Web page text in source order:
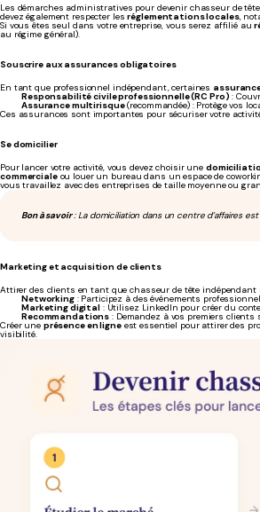
Les démarches administratives pour devenir chasseur de
devez également respecter lesréglementations locales,
Si vous êtes seul dans votre entreprise, vous serez affilié au
au régime général).
Souscrire aux assurances obligatoires
En tant que professionnel indépendant, certaines
Responsabilité civile professionnelle (RC Pro) :
Assurance multirisque(recommandée) : Protège vos
Ces assurances sont importantes pour sécuriser votre
Se domicilier
Pour lancer votre activité, vous devez choisir une
commercialeou louer un bureau dans un espace de
vous travaillez avec des entreprises de taille moyenne ou
Bon à savoir: La domiciliation dans un centre d’affaires
Marketing et acquisition de clients
Attirer des clients en tant que chasseur de tête indépendant
Networking: Participez à des événements
Marketing digital: Utilisez LinkedIn pour créer du
Recommandations : Demandez à vos premiers
Créer une présence en ligneest essentiel pour attirer des
visibilité.